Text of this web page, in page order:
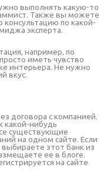
выполнять какую-то
Также вы можете
по какой-
эксперта.
например, по
иметь чувство
интерьера. Не нужно
вкус.
договора с компанией.
какой-нибудь
существующие
на одном сайте. Если
этот банк из
ее в блоге.
на сайте